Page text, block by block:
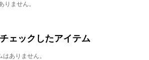
りません。
ェックしたアイテム
ありません。